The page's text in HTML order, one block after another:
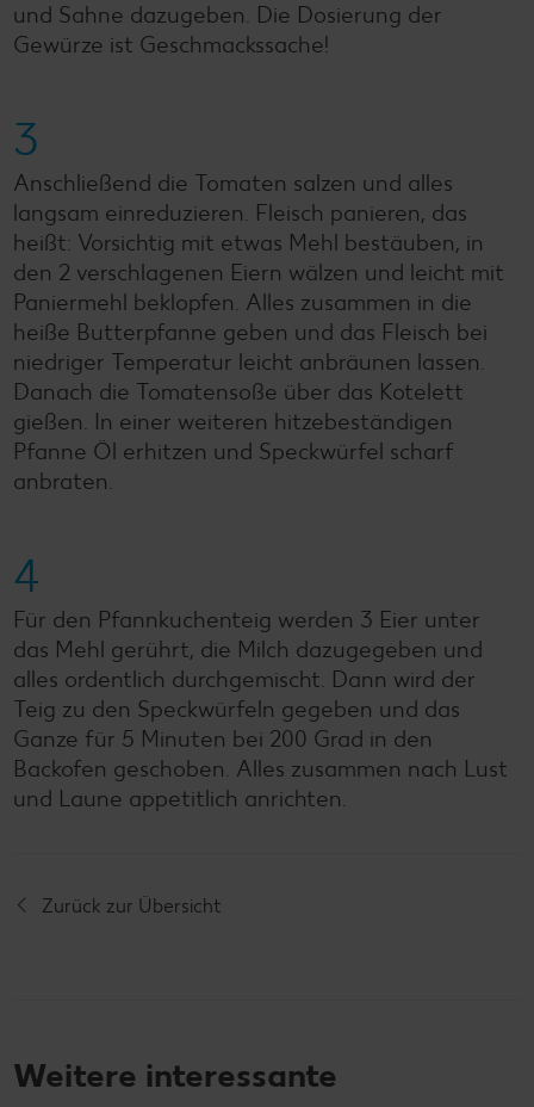
und Sahne dazugeben. Die Dosierung der
Gewürze ist Geschmackssache!
3
Anschließend die Tomaten salzen und alles
langsam einreduzieren. Fleisch panieren, das
heißt: Vorsichtig mit etwas Mehl bestäuben, in
den 2 verschlagenen Eiern wälzen und leicht mit
Paniermehl beklopfen. Alles zusammen in die
heiße Butterpfanne geben und das Fleisch bei
niedriger Temperatur leicht anbräunen lassen.
Danach die Tomatensoße über das Kotelett
gießen. In einer weiteren hitzebeständigen
Pfanne Öl erhitzen und Speckwürfel scharf
anbraten.
4
Für den Pfannkuchenteig werden 3 Eier unter
das Mehl gerührt, die Milch dazugegeben und
alles ordentlich durchgemischt. Dann wird der
Teig zu den Speckwürfeln gegeben und das
Ganze für 5 Minuten bei 200 Grad in den
Backofen geschoben. Alles zusammen nach Lust
und Laune appetitlich anrichten.
Zurück zur Übersicht
Weitere interessante